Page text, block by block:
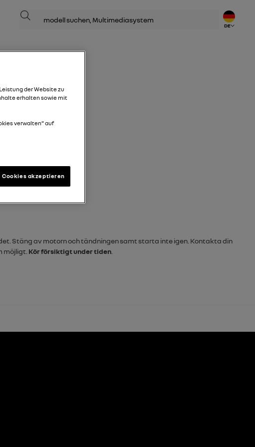
Suchen
DE
Stäng av motorn och tändningen samt starta inte igen. Kontakta din
möjligt. Kör försiktigt under tiden
der Website zu
erhalten sowie mit
verwalten“ auf
Cookies akzeptieren